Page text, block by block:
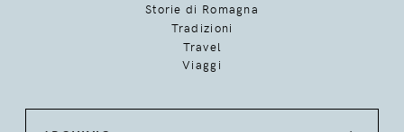
Storie di Romagna
Tradizioni
Travel
Viaggi